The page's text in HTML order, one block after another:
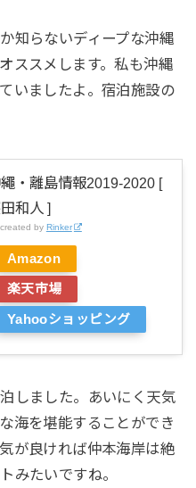
知らないディープな沖縄
ススメします。私も沖縄
いましたよ。宿泊施設の
・離島情報2019-2020 [
和人 ]
created by Rinker
Amazon
楽天市場
Yahooショッピング
しました。あいにく天気
海を堪能することができ
が良ければ仲本海岸は絶
みたいですね。